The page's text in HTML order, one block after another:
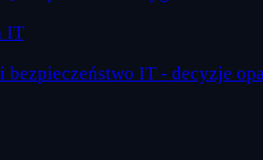
IT
bezpieczeństwo IT - decyzje